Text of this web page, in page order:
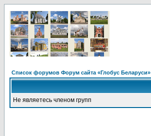
Список форумов Форум сайта «Глобус Беларуси»
Не являетесь членом групп